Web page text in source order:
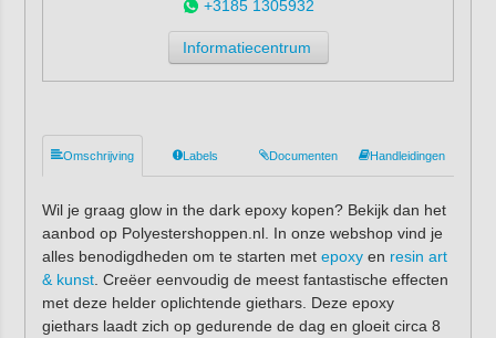
+3185 1305932
Informatiecentrum
Omschrijving Labels Documenten Handleidingen
Wil je graag glow in the dark epoxy kopen? Bekijk dan het
aanbod op Polyestershoppen.nl. In onze webshop vind je
alles benodigdheden om te starten met epoxyen resin art
& kunst. Creëer eenvoudig de meest fantastische effecten
met deze helder oplichtende giethars. Deze epoxy
giethars laadt zich op gedurende de dag en gloeit circa 8